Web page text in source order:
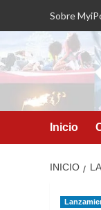
Sobre
Inicio
INICIO